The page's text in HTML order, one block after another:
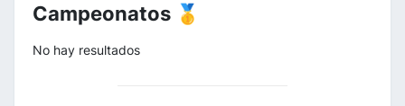
Campeonatos 🥇
No hay resultados